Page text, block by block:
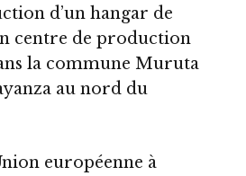
d’un hangar de
centre de production
la commune Muruta
au nord du
européenne à